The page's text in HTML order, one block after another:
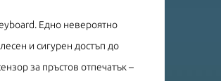
Едно невероятно
и сигурен достъп до
за пръстов отпечатък –